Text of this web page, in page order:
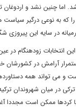
به نوعی درگیر سیاست
در سایه این پیروزی
زودهنگام در
آرامش در کشورشان
و می تواند همه
در میان شهروندان
ممکن است مجددا